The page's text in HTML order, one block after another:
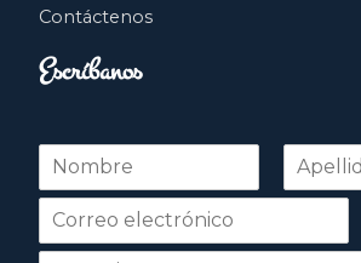
Contáctenos
Escríbanos
N
m
r
Nombre Apellidos